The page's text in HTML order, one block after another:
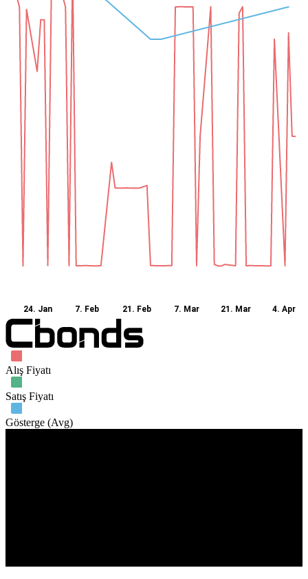
24. Jan 7. Feb 21. Feb 7. Mar 21. Mar 4. Apr
Alış Fiyatı
Satış Fiyatı
Gösterge (Avg)